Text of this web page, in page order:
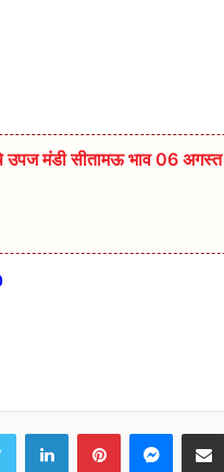
उपज मंडी सीतामऊ भाव 06
Twitter LinkedInPinterest